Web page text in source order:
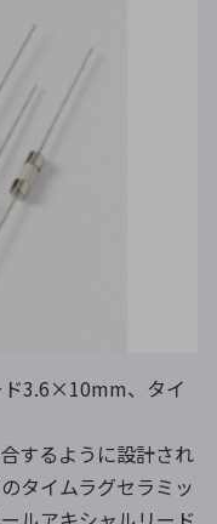
ド3.6×10mm、タイ
するように設計され
タイムラグセラミッ